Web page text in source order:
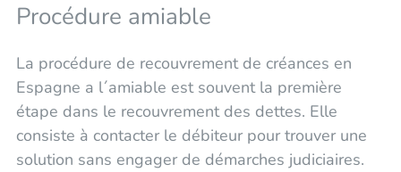
Procédure amiable
La procédure de recouvrement de créances en
Espagne a l´amiable est souvent la première
étape dans le recouvrement des dettes. Elle
consiste à contacter le débiteur pour trouver une
solution sans engager de démarches judiciaires.